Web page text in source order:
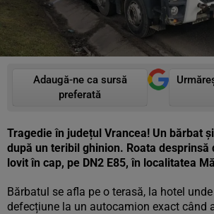
Adaugă-ne ca sursă
preferată
Tragedie în județul Vrancea! Un bărbat
după un teribil ghinion. Roata desprinsă
lovit în cap, pe DN2 E85, în localitatea
Bărbatul se afla pe o terasă, la hotel
defecțiune la un autocamion exact când